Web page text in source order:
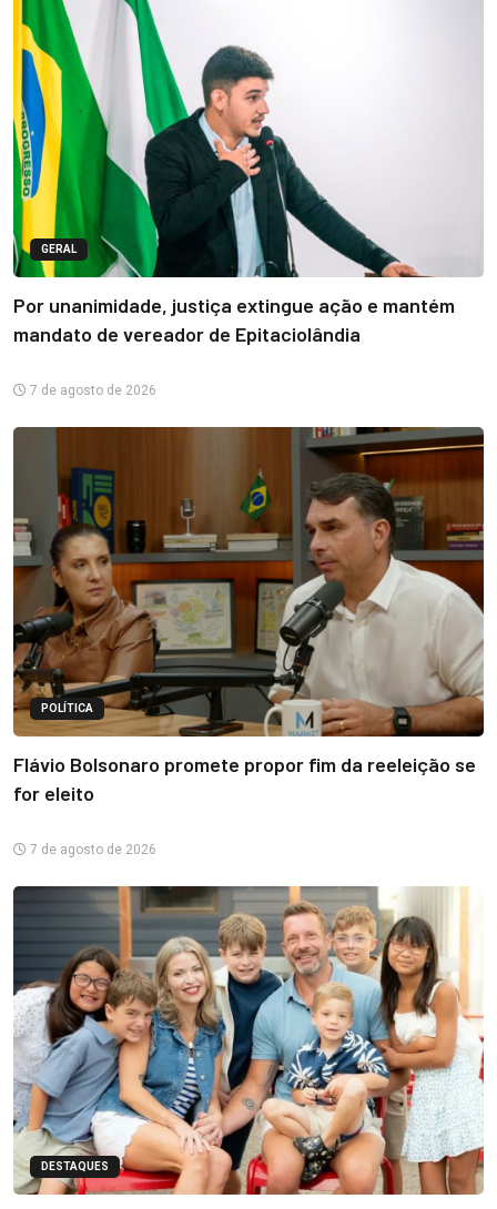
GERAL
Por unanimidade, justiça extingue ação e mantém
mandato de vereador de Epitaciolândia
7 de agosto de 2026
POLÍTICA
Flávio Bolsonaro promete propor fim da reeleição se
for eleito
7 de agosto de 2026
DESTAQUES